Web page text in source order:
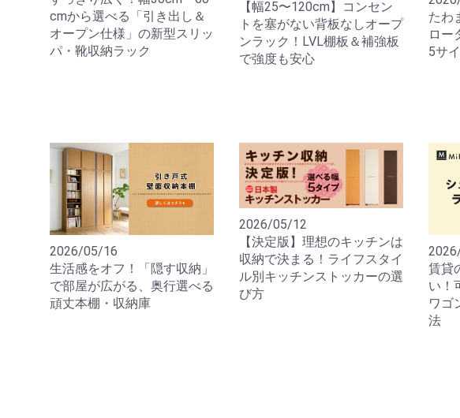
cmから選べる「引き出し＆
オープン仕様」の新型スリッ
パ・靴収納ラック
【幅25〜120cm】コンセン
トを塞がない背板なしオープ
ンラック！LVL棚板＆補強板
で強度も安心
たわ
ロー
5サ
2026/05/16
生活感をオフ！「隠す収納」
で部屋が広がる、奥行選べる
頑丈本棚・収納庫
2026/05/12
【決定版】理想のキッチンは
収納で決まる！ライフスタイ
ル別キッチンストッカーの選
び方
賃貸
い！
ワゴ
法